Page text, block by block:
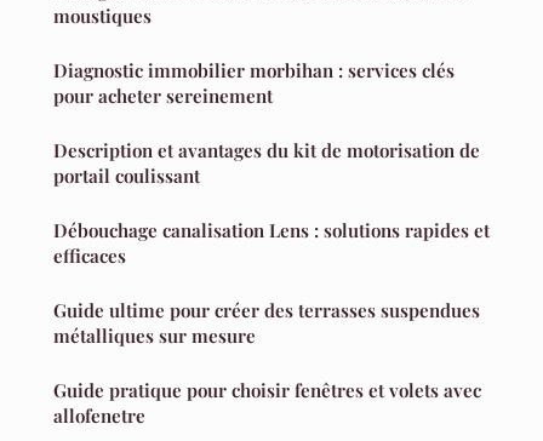
moustiques
Diagnostic immobilier morbihan : services clés
pour acheter sereinement
Description et avantages du kit de motorisation de
portail coulissant
Débouchage canalisation Lens : solutions rapides et
efficaces
Guide ultime pour créer des terrasses suspendues
métalliques sur mesure
Guide pratique pour choisir fenêtres et volets avec
allofenetre